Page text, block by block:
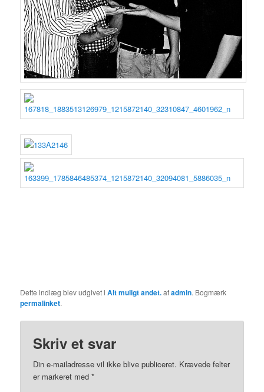
Dette indlæg blev udgivet iAlt muligt andet.afadmin. Bogmærk
permalinket.
Skriv et svar
Din e-mailadresse vil ikke blive publiceret. Krævede felter
er markeret med*